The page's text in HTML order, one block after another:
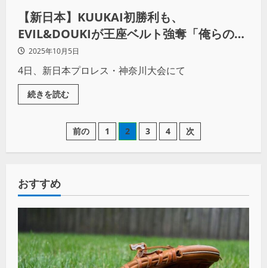
【新日本】KUUKAI初勝利も、
EVIL&DOUKIが王座ベルト強奪「俺らのも
んだ！」
2025年10月5日
4日、新日本プロレス・神奈川大会にて
続きを読む
前の 1 2 3 4 次
おすすめ